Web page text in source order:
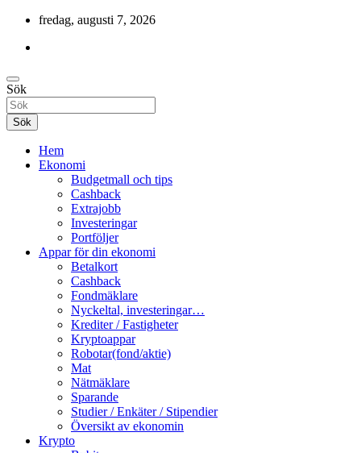
Hoppa
innehåll
fredag, augusti 7, 2026
Gratis-pengar
Cashback, ekonomi, 10 000 kr i bonusar och mycket mer.
Sök
Sök
Hem
Ekonomi
Budgetmall och tips
Cashback
Extrajobb
Investeringar
Portföljer
Appar för din ekonomi
Betalkort
Cashback
Fondmäklare
Nyckeltal, investeringar…
Krediter / Fastigheter
Kryptoappar
Robotar(fond/aktie)
Mat
Nätmäklare
Sparande
Studier / Enkäter / Stipendier
Översikt av ekonomin
Krypto